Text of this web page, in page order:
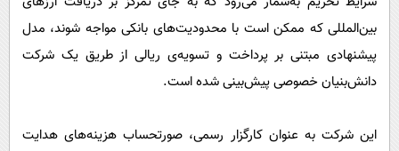
بین‌المللی که ممکن است با محدودیت‌های بانکی مواجه شوند، مدل
پیشنهادی مبتنی بر پرداخت و تسویه‌ی ریالی از طریق یک شرکت
دانش‌بنیان خصوصی پیش‌بینی شده است.
این شرکت به عنوان کارگزار رسمی، صورتحساب هزینه‌های هدایت